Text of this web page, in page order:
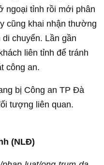
ngoại tỉnh rồi mới phân
cũng khai nhận thường
chuyển. Lần gần
liên tỉnh để tránh
công an.
bị Công an TP Đà
tượng liên quan.